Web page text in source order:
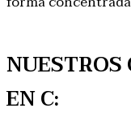
NUESTROS
EN C: